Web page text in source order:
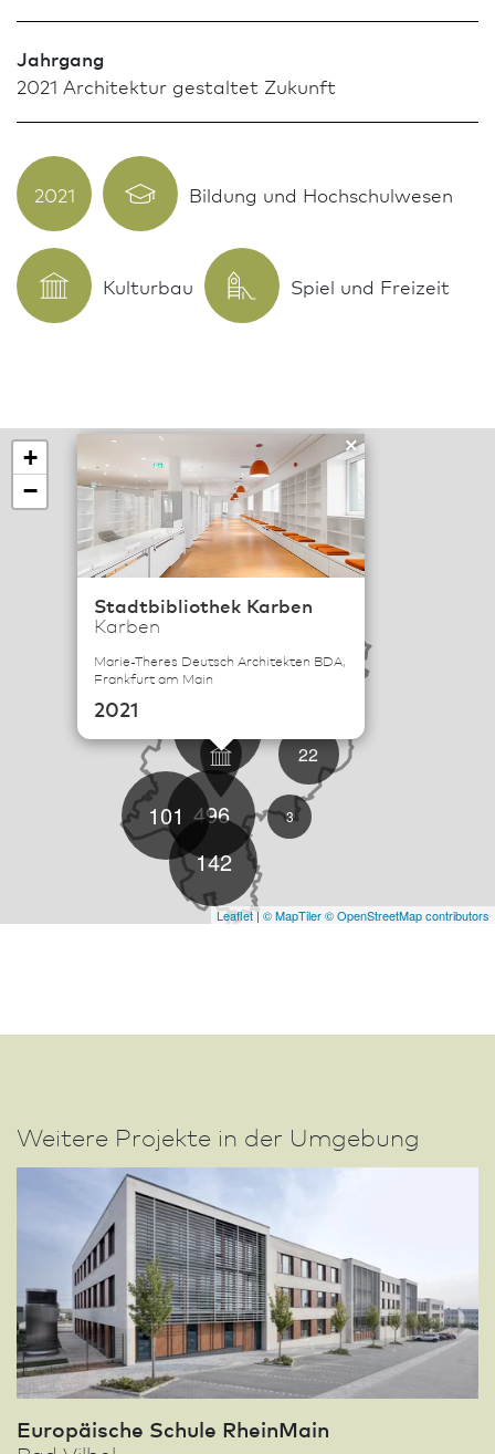
Jahrgang
2021 Archi­tektur gestaltet Zukunft
2021 Bildung und Hochschulwesen
Kulturbau Spiel und Freizeit
3
22
142
101 496
Stadtbibliothek Karben
Karben
Marie-Theres Deutsch Architekten BDA,
Frankfurt am Main
2021
×
+
−
Leaflet|© MapTiler© OpenStreetMap contributors
Weitere Projekte in der Umgebung
Europäische Schule RheinMain